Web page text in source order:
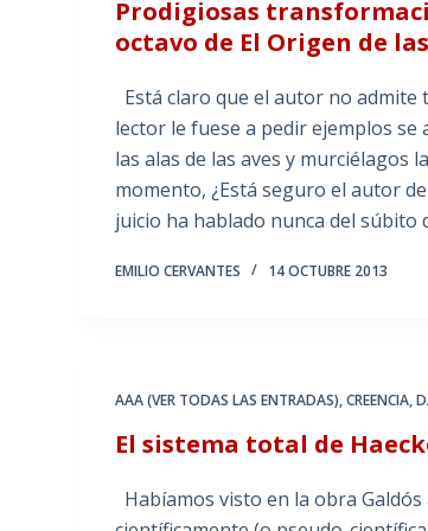
Prodigiosas
octavo de El Origen de
Está claro que el autor no
lector le fuese a pedir ejemplos
las alas de las aves y
momento, ¿Está seguro el autor
juicio ha hablado nunca del súbito
EMILIO CERVANTES 14 OCTUBRE 2013
AAA (VER TODAS LAS ENTRADAS),CREENCIA,
El sistema total de
Habíamos visto en la obra